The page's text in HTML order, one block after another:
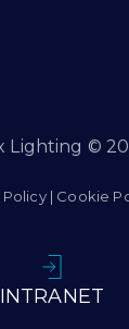
Lighting ©
Policy| Cookie
INTRANET